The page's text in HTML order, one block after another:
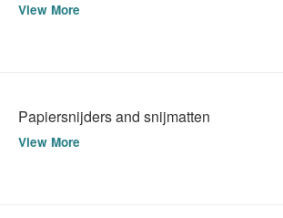
View More
Papiersnijders and snijmatten
View More